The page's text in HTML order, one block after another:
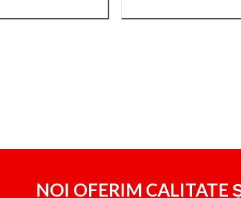
NOI OFERIM CALITATE